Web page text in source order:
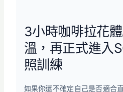
3小時咖啡拉花
溫，再正式進入
照訓練
如果你還不確定自己是否適合